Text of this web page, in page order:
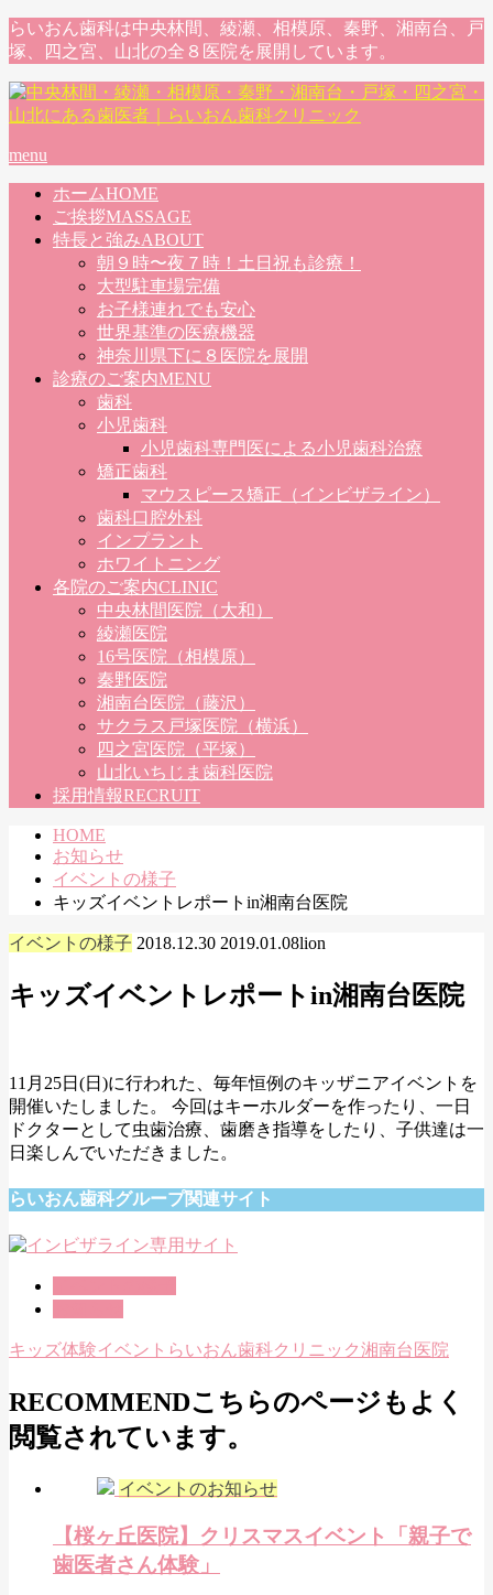
らいおん歯科は中央林間、綾瀬、相模原、秦野、湘南台、戸
塚、四之宮、山北の全８医院を展開しています。
menu
ホームHOME
ご挨拶MASSAGE
特長と強みABOUT
朝９時〜夜７時！土日祝も診療！
大型駐車場完備
お子様連れでも安心
世界基準の医療機器
神奈川県下に８医院を展開
診療のご案内MENU
歯科
小児歯科
小児歯科専門医による小児歯科治療
矯正歯科
マウスピース矯正（インビザライン）
歯科口腔外科
インプラント
ホワイトニング
各院のご案内CLINIC
中央林間医院（大和）
綾瀬医院
16号医院（相模原）
秦野医院
湘南台医院（藤沢）
サクラス戸塚医院（横浜）
四之宮医院（平塚）
山北いちじま歯科医院
採用情報RECRUIT
HOME
お知らせ
イベントの様子
キッズイベントレポートin湘南台医院
イベントの様子 2018.12.30 2019.01.08lion
キッズイベントレポートin湘南台医院
11月25日(日)に行われた、毎年恒例のキッザニアイベントを
開催いたしました。 今回はキーホルダーを作ったり、一日
ドクターとして虫歯治療、歯磨き指導をしたり、子供達は一
日楽しんでいただきました。
らいおん歯科グループ関連サイト
キッズ体験イベント らいおん歯科クリニック湘南台医院
RECOMMENDこちらのページもよく
閲覧されています。
イベントのお知らせ
【桜ヶ丘医院】クリスマスイベント「親子で
歯医者さん体験」